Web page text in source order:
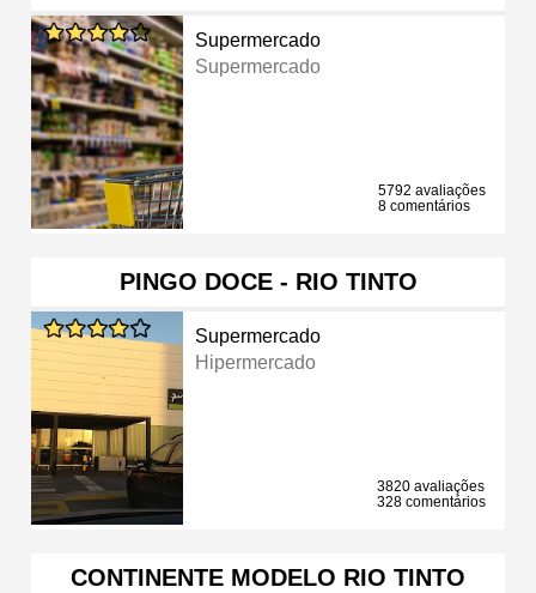
Supermercado
Supermercado
5792 avaliações
8 comentários
PINGO DOCE - RIO TINTO
Supermercado
Hipermercado
3820 avaliações
328 comentários
CONTINENTE MODELO RIO TINTO